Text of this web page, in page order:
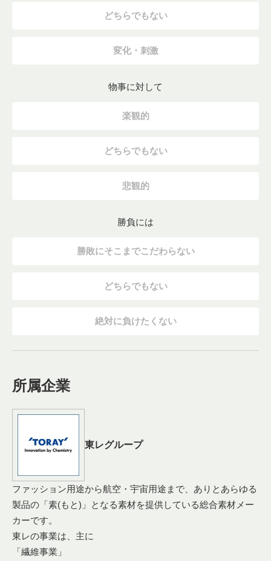
どちらでもない
変化・刺激
物事に対して
楽観的
どちらでもない
悲観的
勝負には
勝敗にそこまでこだわらない
どちらでもない
絶対に負けたくない
所属企業
東レグループ
ファッション用途から航空・宇宙用途まで、ありとあらゆる
製品の「素(もと)」となる素材を提供している総合素材メー
カーです。
東レの事業は、主に
「繊維事業」